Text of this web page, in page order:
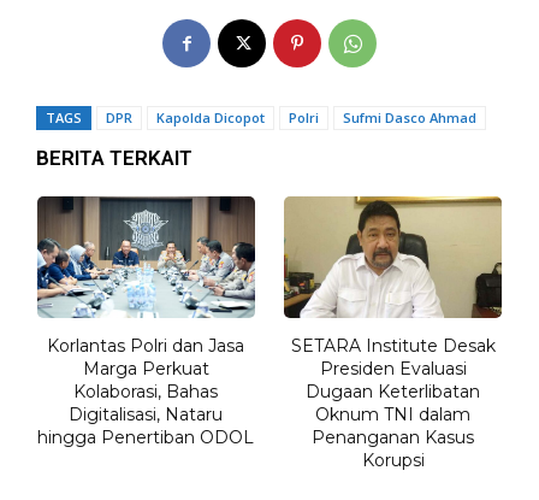
TAGS DPR Kapolda Dicopot Polri Sufmi Dasco Ahmad
BERITA TERKAIT
Korlantas Polri dan Jasa
Marga Perkuat
Kolaborasi, Bahas
Digitalisasi, Nataru
hingga Penertiban ODOL
SETARA Institute Desak
Presiden Evaluasi
Dugaan Keterlibatan
Oknum TNI dalam
Penanganan Kasus
Korupsi